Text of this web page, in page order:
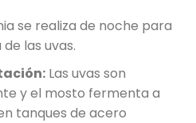
se realiza de noche para
las uvas.
Las uvas son
y el mosto fermenta a
tanques de acero